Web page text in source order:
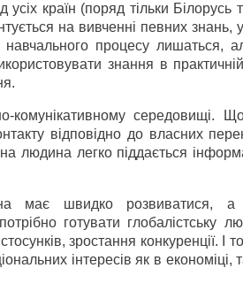
країн (поряд тільки Білорусь
на вивченні певних
процесу лишаться,
знання в
комунікативному середовищі.
відповідно до власних
людина легко піддається
має швидко
готувати глобалістську
зростання конкуренції. І
інтересів як в економіці,